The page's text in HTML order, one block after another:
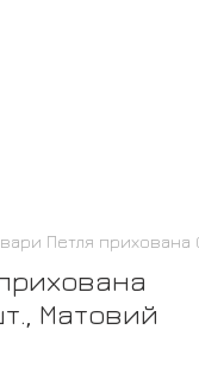
Петля прихована
Матовий